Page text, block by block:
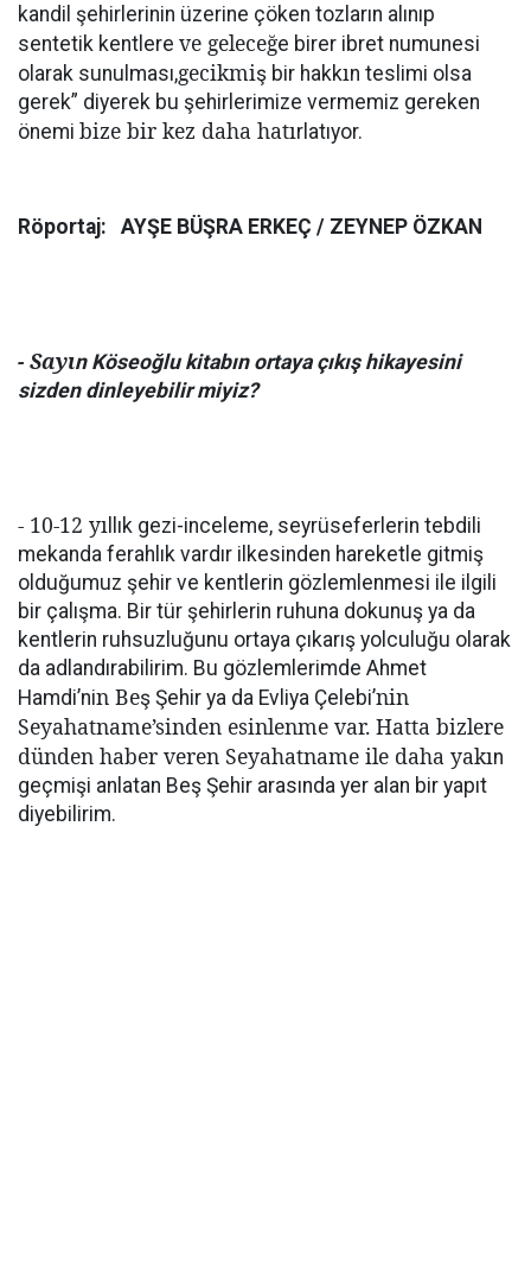
kandil şehirlerinin üzerine çöken tozların alınıp
sentetik kentlere ve geleceğe birer ibret numunesi
olarak sunulması,gecikmiş bir hakkın teslimi olsa
gerek” diyerek bu şehirlerimize vermemiz gereken
önemi bize bir kez daha hatırlatıyor.
Röportaj: AYŞE BÜŞRA ERKEÇ / ZEYNEP ÖZKAN
- Sayın Köseoğlu kitabın ortaya çıkış hikayesini
sizden dinleyebilir miyiz?
- 10-12 yı llık gezi-inceleme, seyrüseferlerin tebdili
mekanda ferahlık vardır ilkesinden hareketle gitmiş
olduğumuz şehir ve kentlerin gözlemlenmesi ile ilgili
bir çalışma. Bir tür şehirlerin ruhuna dokunuş ya da
kentlerin ruhsuzluğunu ortaya çıkarış yolculuğu olarak
da adlandırabilirim. Bu gözlemlerimde Ahmet
Hamdi’nin Beş Şehir ya da Evliya Çelebi’nin
Seyahatname’sinden esinlenme var. Hatta bizlere
dünden haber veren Seyahatname ile daha yakın
geçmişi anlatan Beş Şehir arasında yer alan bir yapıt
diyebilirim.